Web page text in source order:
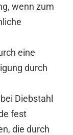
wenn zum
eine
durch
Diebstahl
fest
die durch